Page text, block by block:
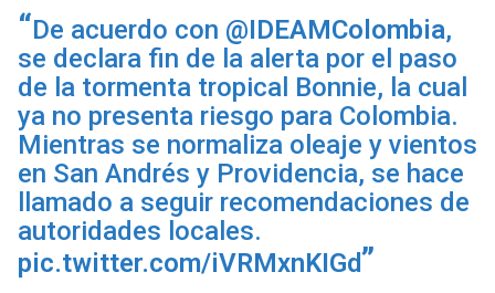
De acuerdo con @IDEAMColombia,
se declara fin de la alerta por el paso
de la tormenta tropical Bonnie, la cual
ya no presenta riesgo para Colombia.
Mientras se normaliza oleaje y vientos
en San Andrés y Providencia, se hace
llamado a seguir recomendaciones de
autoridades locales.
pic.twitter.com/iVRMxnKIGd